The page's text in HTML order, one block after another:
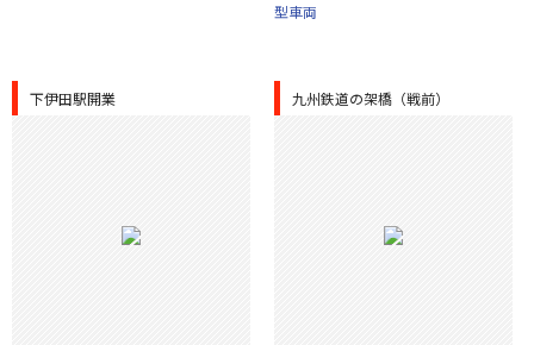
型車両
下伊田駅開業 九州鉄道の架橋（戦前）